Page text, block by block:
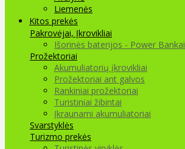
Liemenės
Kitos prekės
Pakrovėjai, Įkrovikliai
Išorinės baterijos - Power Bankai
Prožektoriai
Akumuliatorių įkrovikliai
Prožektoriai ant galvos
Rankiniai prožektoriai
Turistiniai žibintai
Įkraunami akumuliatoriai
Svarstyklės
Turizmo prekės